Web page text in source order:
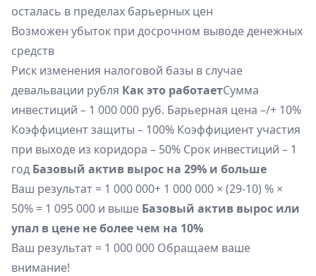
осталась в пределах барьерных цен
Возможен убыток при досрочном выводе денежных
средств
Риск изменения налоговой базы в случае
девальвации рубля Как это работаетСумма
инвестиций – 1 000 000 руб. Барьерная цена –/+ 10%
Коэффициент защиты – 100% Коэффициент участия
при выходе из коридора – 50% Срок инвестиций – 1
год Базовый актив вырос на 29% и больше
Ваш результат = 1 000 000+ 1 000 000 × (29-10) % ×
50% = 1 095 000 и выше Базовый актив вырос или
упал в цене не более чем на 10%
Ваш результат = 1 000 000 Обращаем ваше
внимание!